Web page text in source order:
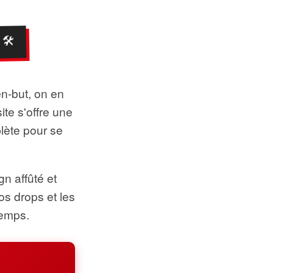
🛠️
but, on en
s'offre une
pour se
affûté et
drops et les